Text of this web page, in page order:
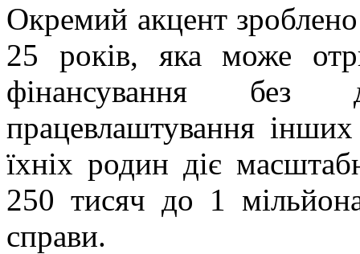
Окремий акцент
25 років, яка може
фінансування без
працевлаштування
їхніх родин діє
250 тисяч до 1
справи.